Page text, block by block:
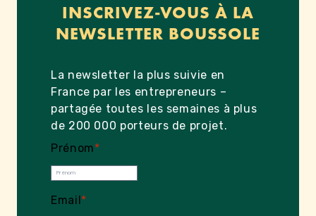
INSCRIVEZ-VOUS À LA
NEWSLETTER BOUSSOLE
La newsletter la plus suivie en
France par les entrepreneurs –
partagée toutes les semaines à plus
de 200 000 porteurs de projet.
Prénom*
Email*